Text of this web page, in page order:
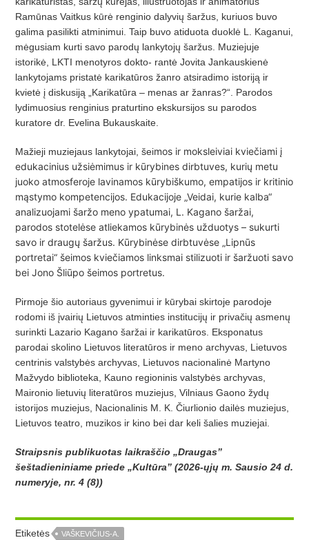
Ramūnas Vaitkus kūrė renginio dalyvių šaržus, kuriuos buvo
galima pasilikti atminimui. Taip buvo atiduota duoklė L. Kaganui,
mėgusiam kurti savo parodų lankytojų šaržus. Muziejuje
istorikė, LKTI menotyros dokto- rantė Jovita Jankauskienė
lankytojams pristatė karikatūros žanro atsiradimo istoriją ir
kvietė į diskusiją „Karikatūra – menas ar žanras?“. Parodos
lydimuosius renginius praturtino ekskursijos su parodos
kuratore dr. Evelina Bukauskaite.
Mažieji muziejaus lankytojai, šeimos ir moksleiviai kviečiami į
edukacinius užsiėmimus ir kūrybines dirbtuves, kurių metu
juoko atmosferoje lavinamos kūrybiškumo, empatijos ir kritinio
mąstymo kompetencijos. Edukacijoje „Veidai, kurie kalba“
analizuojami šaržo meno ypatumai, L. Kagano šaržai,
parodos stotelėse atliekamos kūrybinės užduotys – sukurti
savo ir draugų šaržus. Kūrybinėse dirbtuvėse „Lipnūs
portretai“ šeimos kviečiamos linksmai stilizuoti ir šaržuoti savo
bei Jono Šliūpo šeimos portretus.
Pirmoje šio autoriaus gyvenimui ir kūrybai skirtoje parodoje
rodomi iš įvairių Lietuvos atminties institucijų ir privačių asmenų
surinkti Lazario Kagano šaržai ir karikatūros. Eksponatus
parodai skolino Lietuvos literatūros ir meno archyvas, Lietuvos
centrinis valstybės archyvas, Lietuvos nacionalinė Martyno
Mažvydo biblioteka, Kauno regioninis valstybės archyvas,
Maironio lietuvių literatūros muziejus, Vilniaus Gaono žydų
istorijos muziejus, Nacionalinis M. K. Čiurlionio dailės muziejus,
Lietuvos teatro, muzikos ir kino bei dar keli šalies muziejai.
Straipsnis publikuotas laikraščio „Draugas”
šeštadieniniame priede „Kultūra” (2026-ųjų m. Sausio 24 d.
numeryje, nr. 4 (8))
Etiketės VAŠKEVIČIUS-A.